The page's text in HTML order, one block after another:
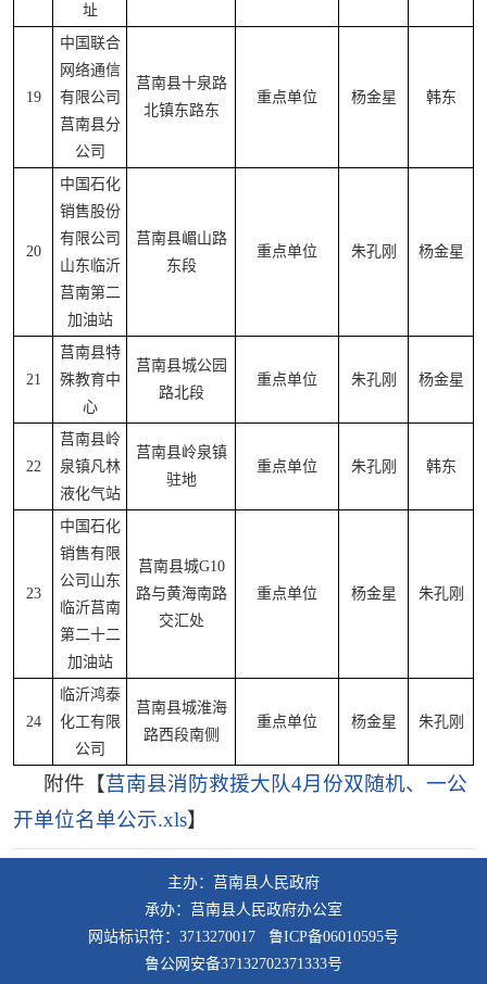
址
19
中国联合
网络通信
有限公司
莒南县分
公司
莒南县十泉路
北镇东路东
重点单位 杨金星 韩东
20
中国石化
销售股份
有限公司
山东临沂
莒南第二
加油站
莒南县嵋山路
东段
重点单位 朱孔刚 杨金星
21
莒南县特
殊教育中
心
莒南县城公园
路北段
重点单位 朱孔刚 杨金星
22
莒南县岭
泉镇凡林
液化气站
莒南县岭泉镇
驻地
重点单位 朱孔刚 韩东
23
中国石化
销售有限
公司山东
临沂莒南
第二十二
加油站
莒南县城G10
路与黄海南路
交汇处
重点单位 杨金星 朱孔刚
24
临沂鸿泰
化工有限
公司
莒南县城淮海
路西段南侧
重点单位 杨金星 朱孔刚
附件【莒南县消防救援大队4月份双随机、一公
开单位名单公示.xls】
主办：莒南县人民政府
承办：莒南县人民政府办公室
网站标识符：3713270017 鲁ICP备06010595号
鲁公网安备37132702371333号